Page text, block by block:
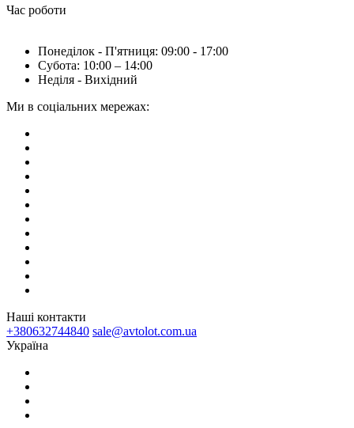
Час роботи
Понеділок - П'ятниця: 09:00 - 17:00
Субота: 10:00 – 14:00
Неділя - Вихідний
Ми в соціальних мережах:
Наші контакти
+380632744840 sale@avtolot.com.ua
Українa